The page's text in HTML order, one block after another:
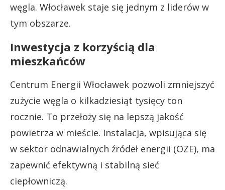
węgla. Włocławek staje się jednym z liderów w
tym obszarze.
Inwestycja z korzyścią dla
mieszkańców
Centrum Energii Włocławek pozwoli zmniejszyć
zużycie węgla o kilkadziesiąt tysięcy ton
rocznie. To przełoży się na lepszą jakość
powietrza w mieście. Instalacja, wpisująca się
w sektor odnawialnych źródeł energii (OZE), ma
zapewnić efektywną i stabilną sieć
ciepłowniczą.